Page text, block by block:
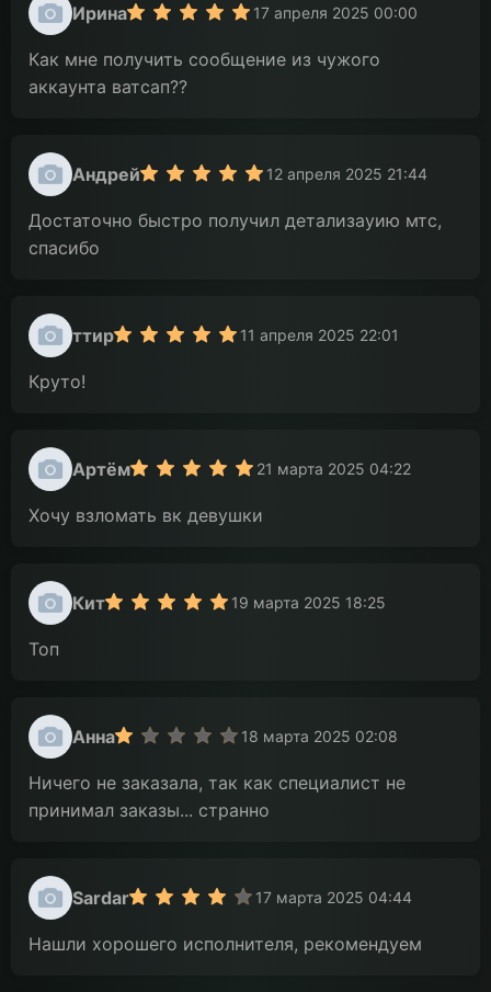
Ирина 17 апреля 2025 00:00
Как мне получить сообщение из чужого
аккаунта ватсап??
Андрей 12 апреля 2025 21:44
Достаточно быстро получил детализауию мтс,
спасибо
ттир 11 апреля 2025 22:01
Круто!
Артём 21 марта 2025 04:22
Хочу взломать вк девушки
Кит 19 марта 2025 18:25
Топ
Анна 18 марта 2025 02:08
Ничего не заказала, так как специалист не
принимал заказы... странно
Sardar 17 марта 2025 04:44
Нашли хорошего исполнителя, рекомендуем